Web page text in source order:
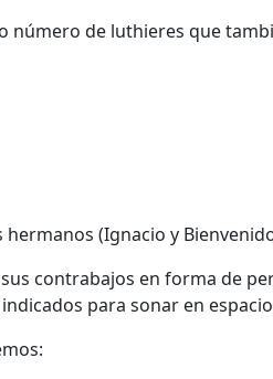
número de luthieres que
hermanos (Ignacio y
contrabajos en forma de
para sonar en